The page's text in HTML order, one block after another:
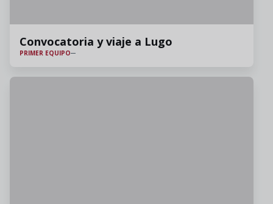
Convocatoria y viaje a Lugo
PRIMER EQUIPO